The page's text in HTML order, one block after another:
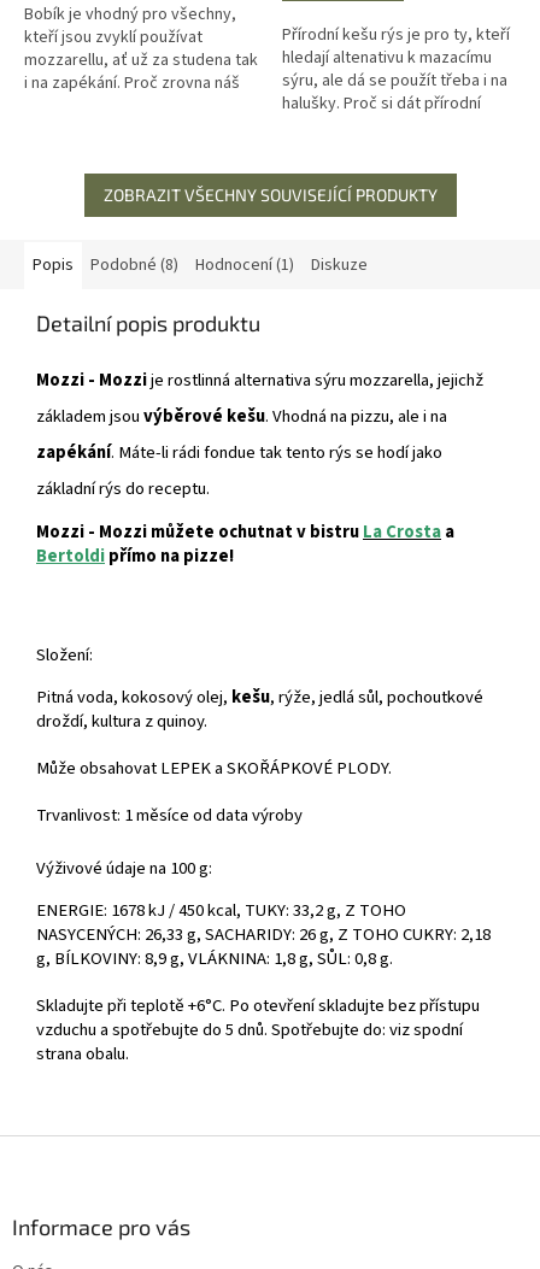
Bobík je vhodný pro všechny,
kteří jsou zvyklí používat
mozzarellu, ať už za studena tak
i na zapékání. Proč zrovna náš
Přírodní kešu rýs je pro ty, kteří
hledají altenativu k mazacímu
sýru, ale dá se použít třeba i na
halušky. Proč si dát přírodní
ZOBRAZIT VŠECHNY SOUVISEJÍCÍ PRODUKTY
Popis Podobné (8) Hodnocení (1) Diskuze
Detailní popis produktu
Mozzi - Mozzije rostlinná alternativa sýru mozzarella, jejichž
základem jsouvýběrové kešu.Vhodná na pizzu, ale i na
zapékání. Máte-li rádi fondue tak tento rýs se hodí jako
základní rýs do receptu.
Mozzi - Mozzi můžete ochutnat v bistruLa Crostaa
Bertoldipřímo na pizze!
Složení:
Pitná voda, kokosový olej, kešu, rýže, jedlá sůl, pochoutkové
droždí, kultura z quinoy.
Může obsahovat LEPEK a SKOŘÁPKOVÉ PLODY.
Trvanlivost: 1 měsíce od data výroby
Výživové údaje na 100 g:
ENERGIE: 1678 kJ / 450 kcal, TUKY: 33,2 g, Z TOHO
NASYCENÝCH: 26,33 g, SACHARIDY: 26 g, Z TOHO CUKRY: 2,18
g, BÍLKOVINY: 8,9 g, VLÁKNINA: 1,8 g, SŮL: 0,8 g.
Skladujte při teplotě +6°C. Po otevření skladujte bez přístupu
vzduchu a spotřebujte do 5 dnů. Spotřebujte do: viz spodní
strana obalu.
Informace pro vás